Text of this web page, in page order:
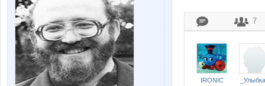
7
IRONIC